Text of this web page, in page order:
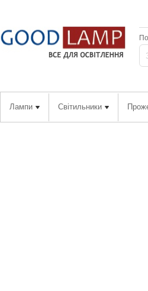
Лампи Світильники